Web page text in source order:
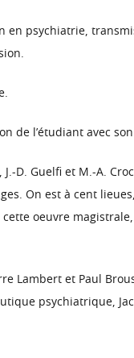
psychiatrie,
de l’étudiant avec
D. Guelfi et M.-A.
On est à cent
oeuvre magistrale,
Lambert et Paul
psychiatrique,